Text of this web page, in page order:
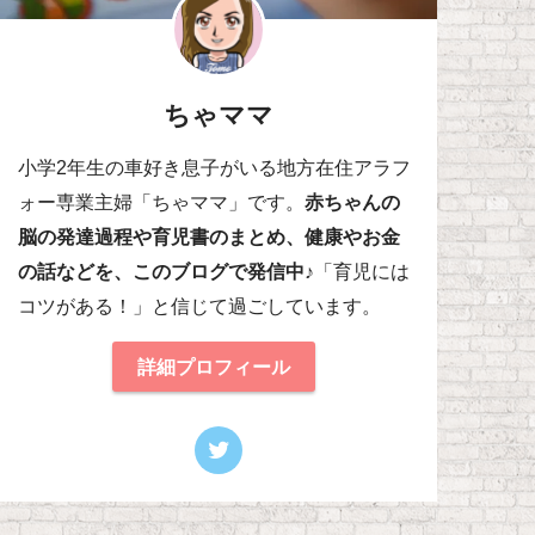
ちゃママ
小学2年生の車好き息子がいる地方在住アラフ
ォー専業主婦「ちゃママ」です。赤ちゃんの
脳の発達過程や育児書のまとめ、健康やお金
の話などを、このブログで発信中♪ 「育児には
コツがある！」と信じて過ごしています。
詳細プロフィール